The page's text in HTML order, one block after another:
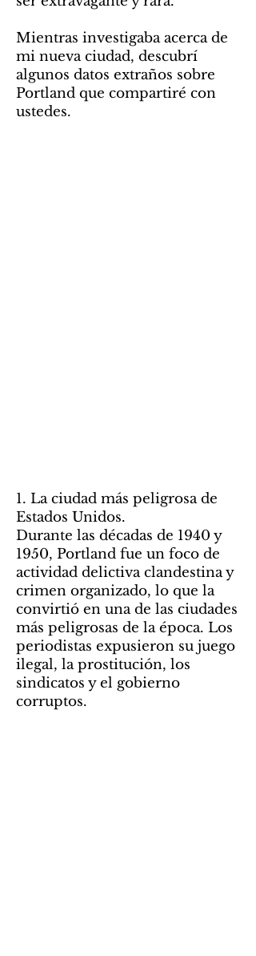
Mientras investigaba acerca de
mi nueva ciudad, descubrí
algunos datos extraños sobre
Portland que compartiré con
ustedes.
1. La ciudad más peligrosa de
Estados Unidos.
Durante las décadas de 1940 y
1950, Portland fue un foco de
actividad delictiva clandestina y
crimen organizado, lo que la
convirtió en una de las ciudades
más peligrosas de la época. Los
periodistas expusieron su juego
ilegal, la prostitución, los
sindicatos y el gobierno
corruptos.